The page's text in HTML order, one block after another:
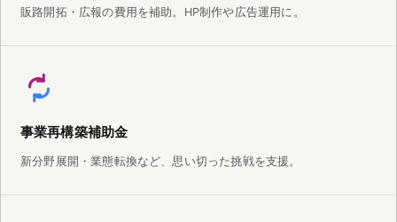
販路開拓・広報の費用を補助。HP制作や広告運用に。
事業再構築補助金
新分野展開・業態転換など、思い切った挑戦を支援。